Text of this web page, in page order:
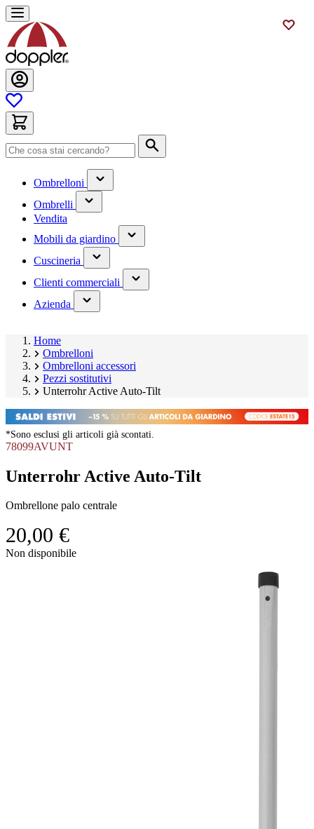
Salta
al
contenuto
Ombrelloni
(contiene
un
sottomenu)
Ombrelli
(contiene
un
Vendita
Mobili da giardino
(contiene
un
Cuscineria
(contiene
un
sottomenu)
Clienti commerciali
(has
submenu)
Azienda
(has
submenu)
Home
Ombrelloni
Ombrelloni accessori
Pezzi sostitutivi
Unterrohr Active Auto-Tilt
*Sono esclusi gli articoli già scontati.
78099AVUNT
Unterrohr Active Auto-Tilt
Ombrellone palo centrale
20,00 €
Salta
Non disponibile